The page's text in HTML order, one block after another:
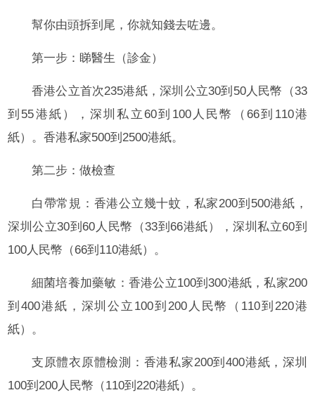
幫你由頭拆到尾，你就知錢去咗邊。
第一步：睇醫生（診金）
香港公立首次235港紙，深圳公立30到50人民幣（33
到55港紙），深圳私立60到100人民幣（66到110港
紙）。香港私家500到2500港紙。
第二步：做檢查
白帶常規：香港公立幾十蚊，私家200到500港紙，
深圳公立30到60人民幣（33到66港紙），深圳私立60到
100人民幣（66到110港紙）。
細菌培養加藥敏：香港公立100到300港紙，私家200
到400港紙，深圳公立100到200人民幣（110到220港
紙）。
支原體衣原體檢測：香港私家200到400港紙，深圳
100到200人民幣（110到220港紙）。